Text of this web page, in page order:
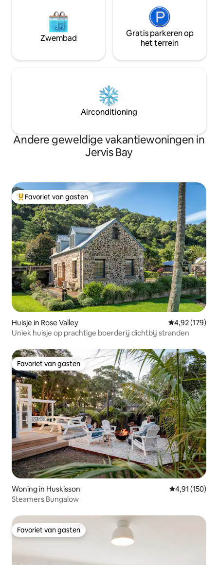
Zwembad
Gratis parkeren op
het terrein
Airconditioning
Andere geweldige vakantiewoningen in
Jervis Bay
Topfavoriet van gasten
Favoriet van gasten
Huisje in Rose Valley Gemiddelde
4,92 (179)
Uniek huisje op prachtige boerderij dichtbij stranden
Favoriet van gasten
Favoriet van gasten
Woning in Huskisson Gemiddelde
4,91 (150)
Steamers Bungalow
Favoriet van gasten
Favoriet van gasten